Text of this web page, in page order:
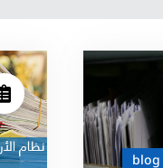
blog